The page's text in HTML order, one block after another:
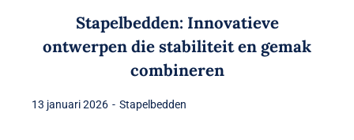
Stapelbedden: Innovatieve
ontwerpen die stabiliteit en gemak
combineren
13 januari 2026 - Stapelbedden